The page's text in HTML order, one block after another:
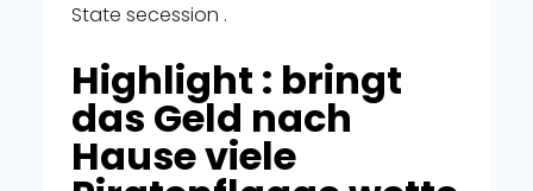
State secession .
Highlight : bringt
das Geld nach
Hause viele